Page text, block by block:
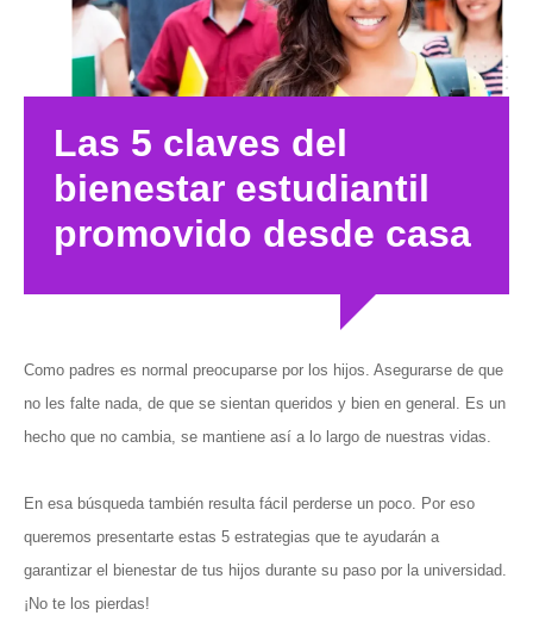
Las 5 claves del
bienestar estudiantil
promovido desde casa
Como padres es normal preocuparse por los hijos. Asegurarse de que
no les falte nada, de que se sientan queridos y bien en general. Es un
hecho que no cambia, se mantiene así a lo largo de nuestras vidas.
En esa búsqueda también resulta fácil perderse un poco. Por eso
queremos presentarte estas 5 estrategias que te ayudarán a
garantizar el bienestar de tus hijos durante su paso por la universidad.
¡No te los pierdas!